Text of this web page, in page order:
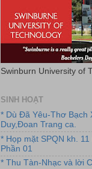
Swinburn University of
SINH HOẠT
* Dù Đã Yêu-Thơ Bạch
Duy,Đoan Trang ca.
* Họp mặt SPQN kh.
Phần 01
* Thu Tàn-Nhạc và lời